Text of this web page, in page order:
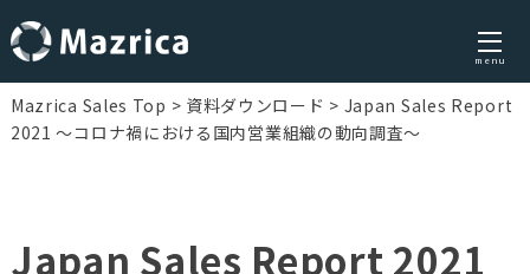
Skip
to
menu
Mazrica Sales Top 資料ダウンロード
Japan Sales Report
2021 〜コロナ禍における国内営業組織の動向調査〜
Japan Sales Report 2021